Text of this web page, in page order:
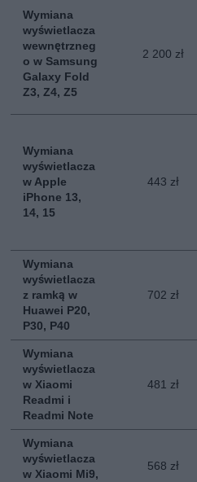
Wymiana
wyświetlacza
wewnętrzneg
o w Samsung
Galaxy Fold
Z3, Z4, Z5
2 200 zł
Wymiana
wyświetlacza
w Apple
iPhone 13,
14, 15
443 zł
Wymiana
wyświetlacza
z ramką w
Huawei P20,
P30, P40
702 zł
Wymiana
wyświetlacza
w Xiaomi
Readmi i
Readmi Note
481 zł
Wymiana
wyświetlacza
w Xiaomi Mi9,
568 zł